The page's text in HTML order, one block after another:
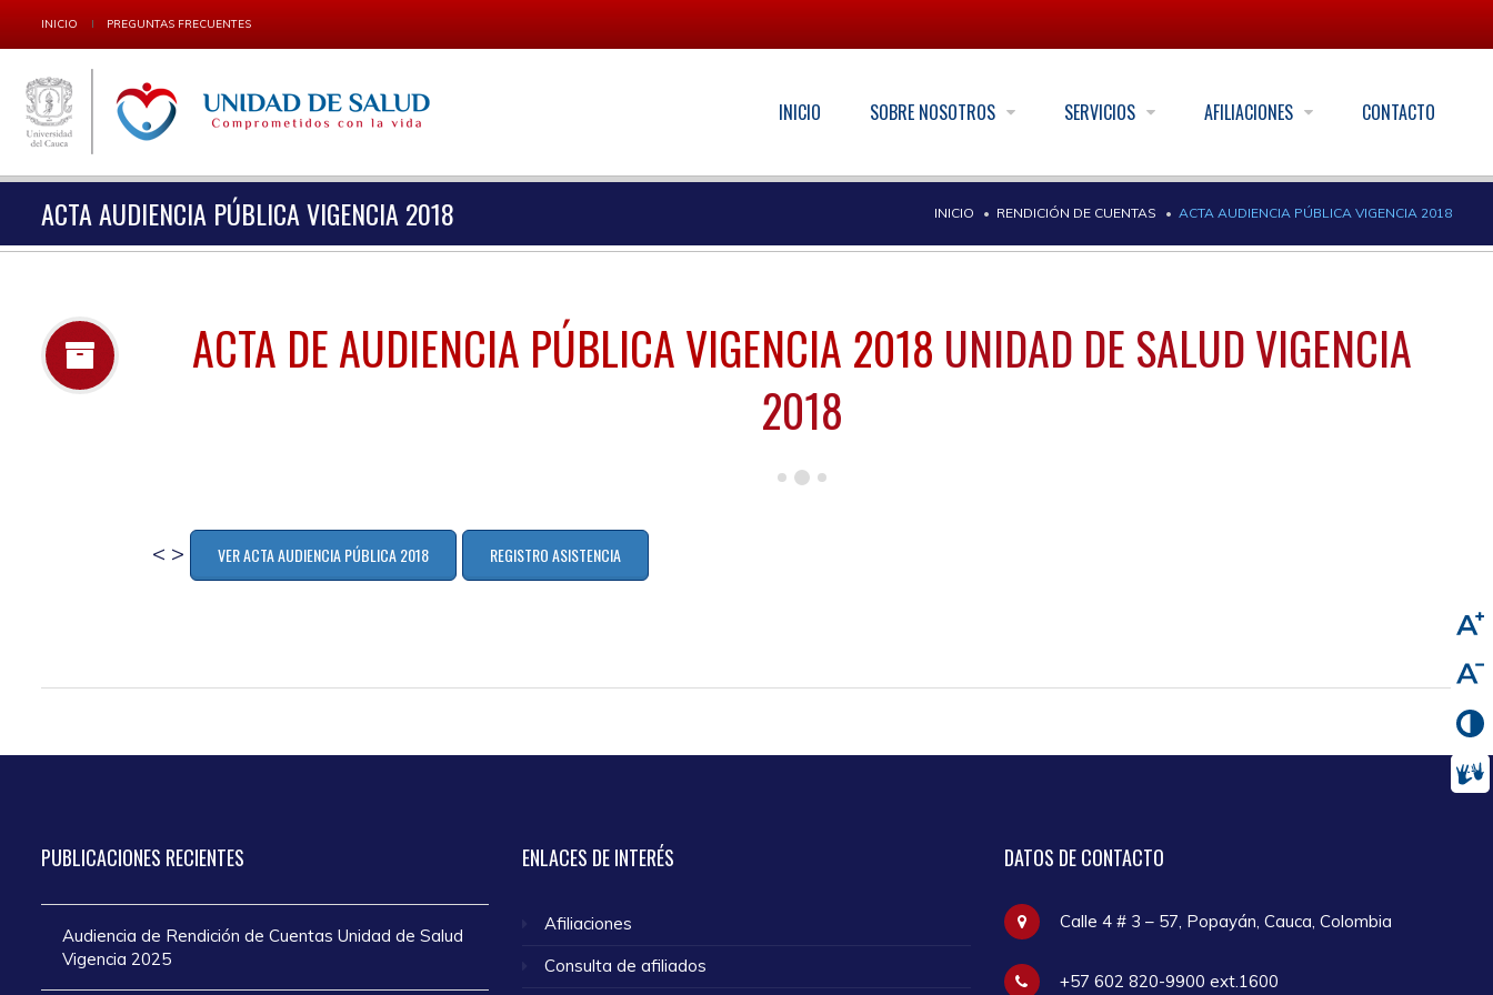
INICIO PREGUNTAS FRECUENTES
INICIO SOBRE NOSOTROS SERVICIOS AFILIACIONES CONTACTO
ACTA AUDIENCIA PÚBLICA VIGENCIA 2018 INICIO RENDICIÓN DE CUENTAS ACTA AUDIENCIA PÚBLICA VIGENCIA 2018
ACTA DE AUDIENCIA PÚBLICA VIGENCIA 2018 UNIDAD DE SALUD VIGENCIA
2018
< > VER ACTA AUDIENCIA PÚBLICA 2018 REGISTRO ASISTENCIA
PUBLICACIONES RECIENTES
Audiencia de Rendición de Cuentas Unidad de Salud
Vigencia 2025
ENLACES DE INTERÉS
Afiliaciones
Consulta de afiliados
DATOS DE CONTACTO
Calle 4 # 3 – 57, Popayán, Cauca, Colombia
+57 602 820-9900 ext.1600